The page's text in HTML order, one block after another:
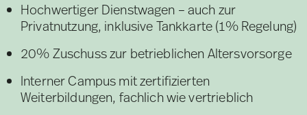
Hochwertiger Dienstwagen – auch zur
Privatnutzung, inklusive Tankkarte (1% Regelung)
20% Zuschuss zur betrieblichen Altersvorsorge
Interner Campus mit zertifizierten
Weiterbildungen, fachlich wie vertrieblich